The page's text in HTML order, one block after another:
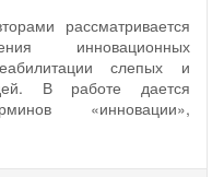
рассматривается
инновационных
слепых и
В работе дается
«инновации»,